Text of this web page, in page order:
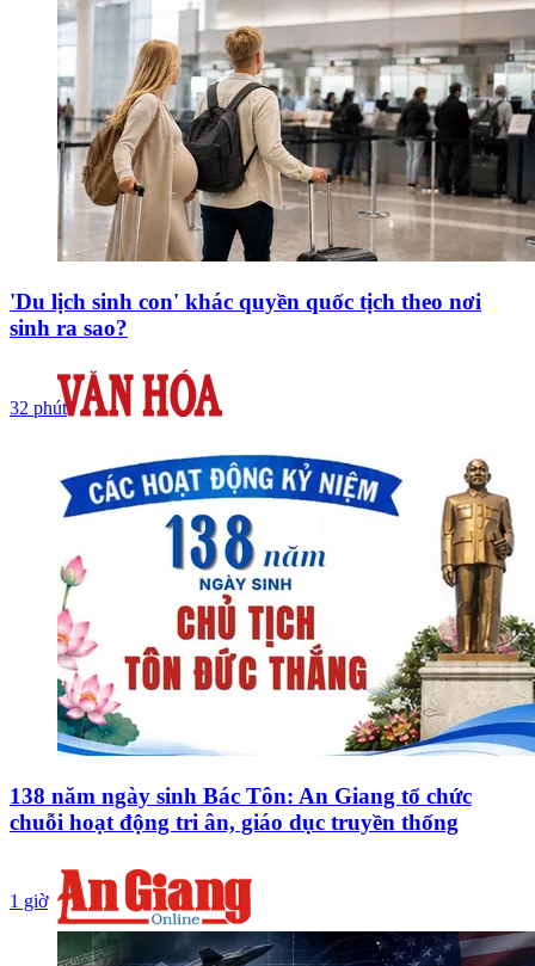
'Du lịch sinh con' khác quyền quốc tịch theo nơi
sinh ra sao?
32 phút
138 năm ngày sinh Bác Tôn: An Giang tổ chức
chuỗi hoạt động tri ân, giáo dục truyền thống
1 giờ